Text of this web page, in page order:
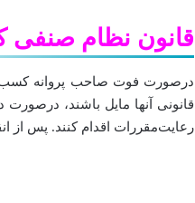
قانون نظام صنفی
درصورت فوت صاحب پروانه کسب،
قانونی آنها مایل باشند،
رعایت‌مقررات اقدام کنند. پس از